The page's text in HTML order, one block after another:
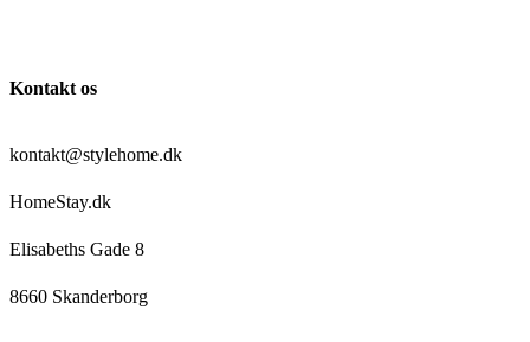
Kontakt os
kontakt@stylehome.dk
HomeStay.dk
Elisabeths Gade 8
8660 Skanderborg